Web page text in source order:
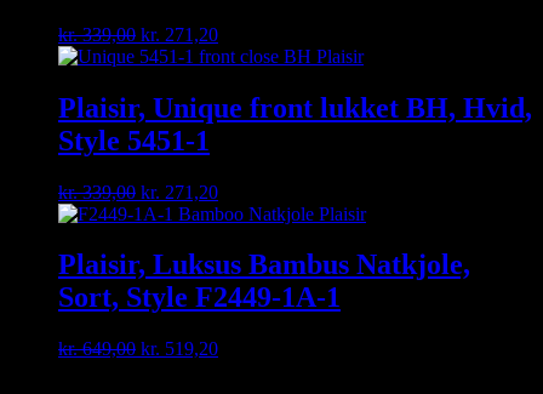
kr.339,00 Original
price
kr. 339,00.
kr. 271,20Current
price
kr. 271,20.
Plaisir, Unique front lukket BH, Hvid,
Style 5451-1
kr.339,00 Original
price
kr. 339,00.
kr. 271,20Current
price
kr. 271,20.
Plaisir, Luksus Bambus Natkjole,
Sort, Style F2449-1A-1
kr.649,00 Original
kr. 519,20Current